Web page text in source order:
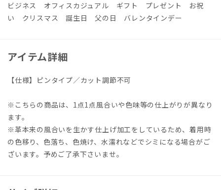
ビジネス オフィスカジュアル ギフト プレゼント お祝
い クリスマス 誕生日 父の日 バレンタインデー
アイテム詳細
【仕様】ピンタイプ／カット調節不可
※こちらの商品は、1点1点風合いや色味等の仕上がりが異なり
ます。
※革本来の風合いを生かす仕上げ加工をしているため、着用時
の色移り、色落ち、色焼け、水濡れなどでシミになる場合がご
ざいます。予めご了承下さいませ。